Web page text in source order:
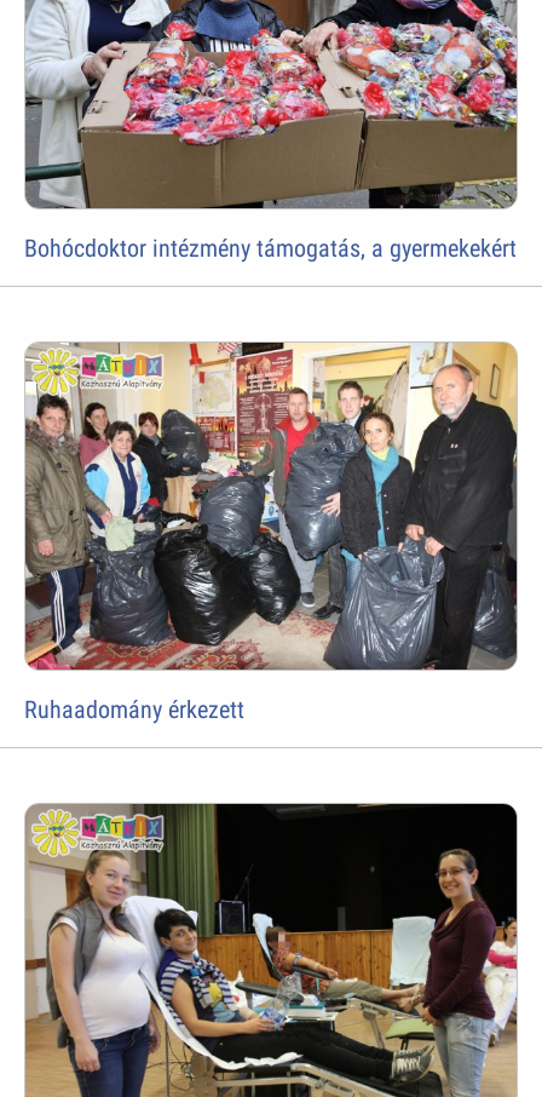
Bohócdoktor intézmény támogatás, a gyermekekért
Ruhaadomány érkezett